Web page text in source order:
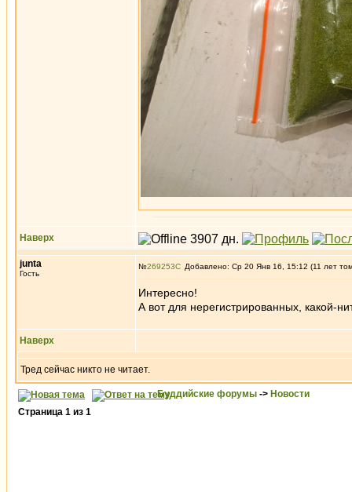
Наверх
junta
Гость
№269253 Добавлено: Ср 20 Янв 16, 15:12 (11 лет
Интересно!
А вот для нерегистрированных, какой-
Наверх
Тред сейчас никто не читает.
Буддийские форумы -> Новости
Страница 1 из 1